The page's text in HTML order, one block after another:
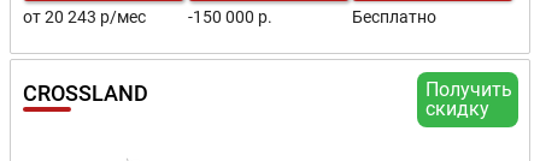
от 20 243 р/мес -150 000 р. Бесплатно
Получить
скидку
CROSSLAND